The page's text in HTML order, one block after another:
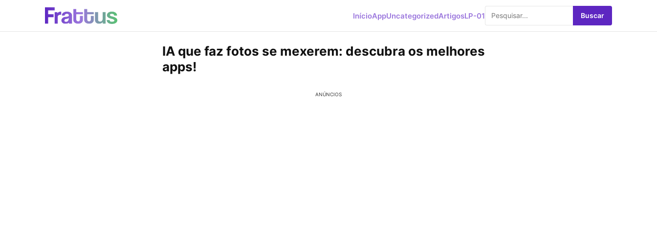
InícioAppUncategorizedArtigosLP-01 Buscar
IA que faz fotos se mexerem: descubra os melhores
apps!
ANÚNCIOS